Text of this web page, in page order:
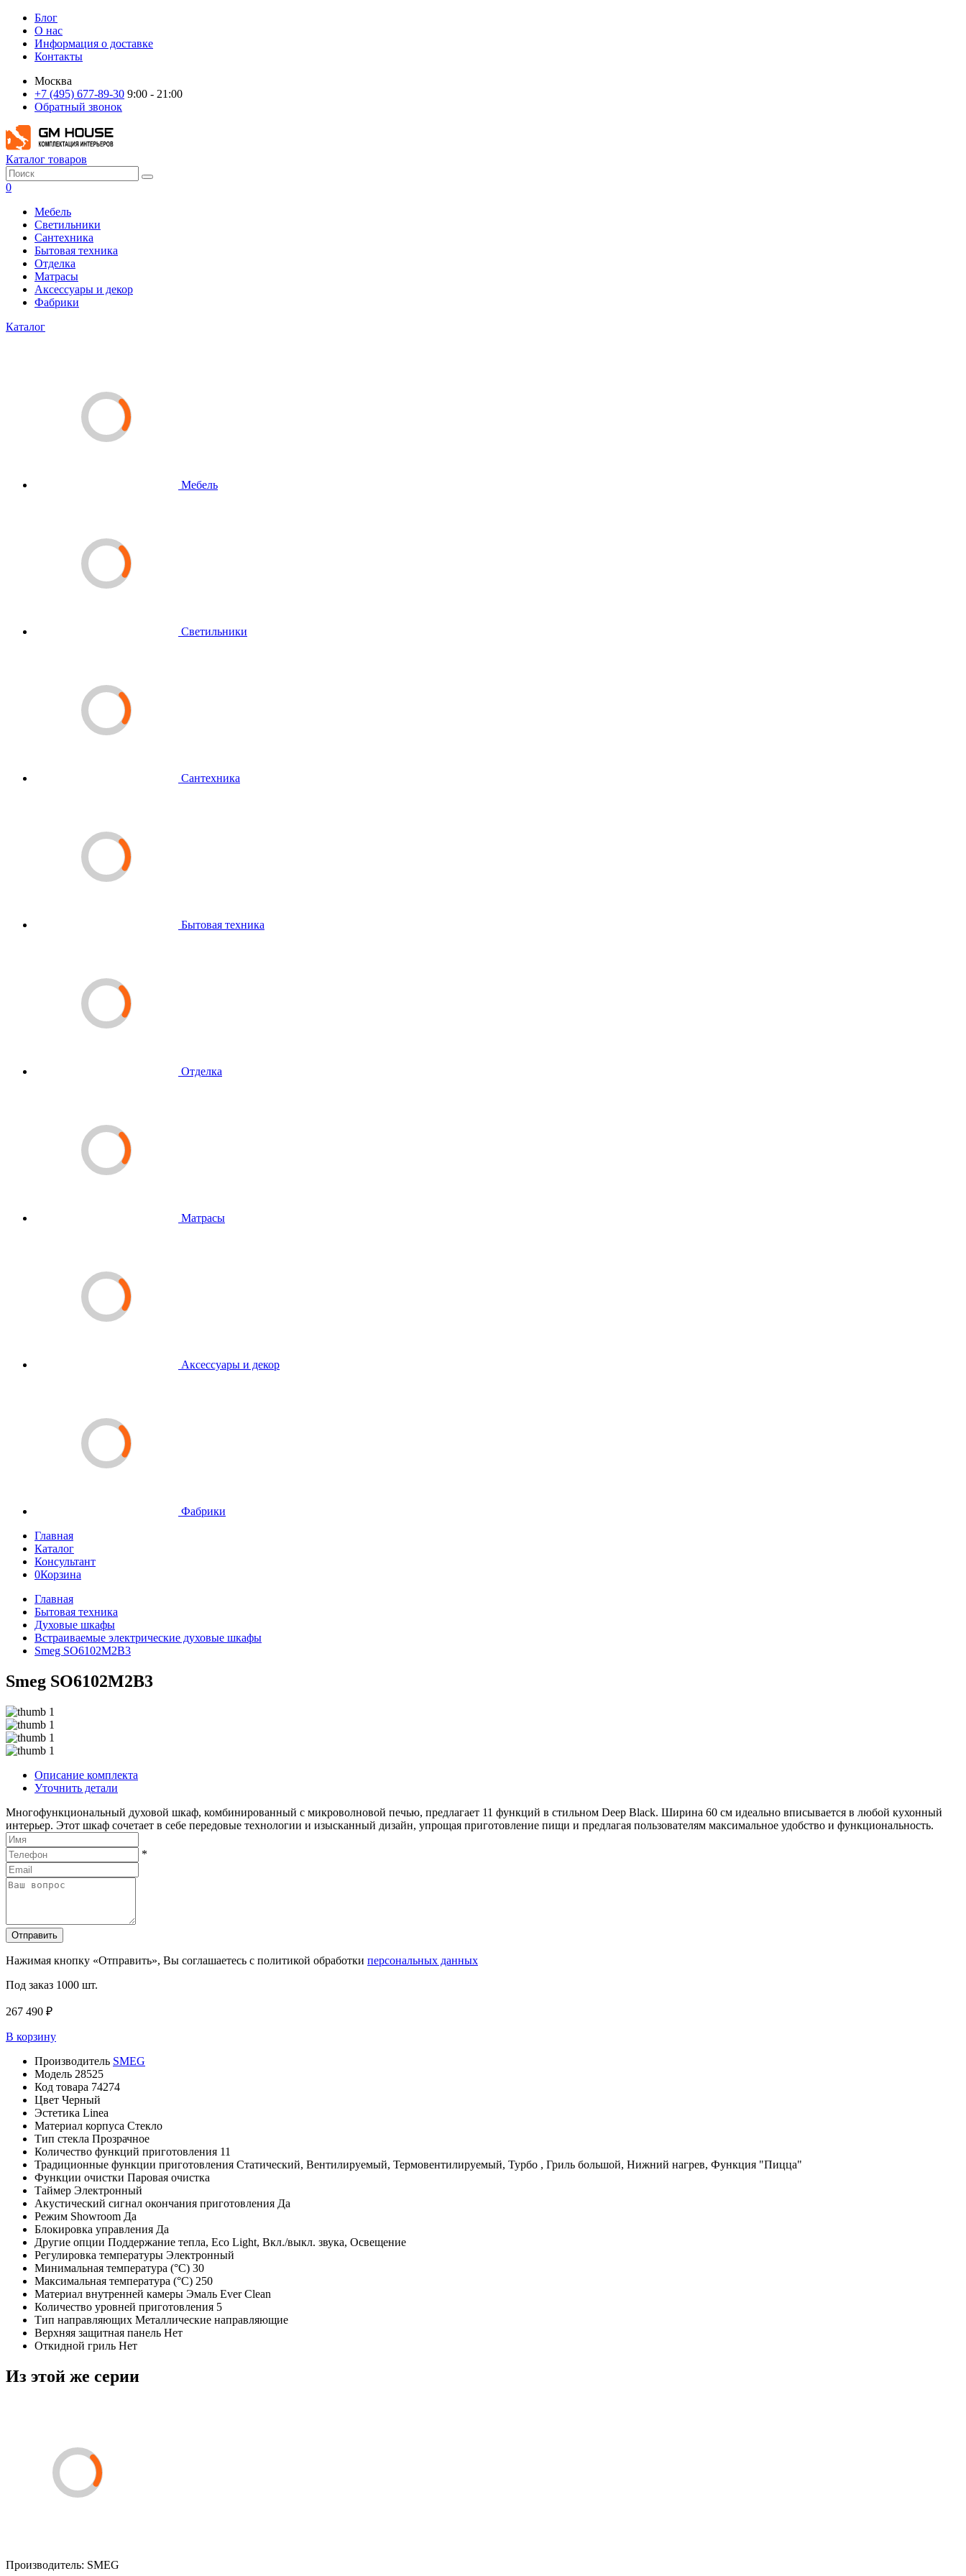
Блог
О нас
Информация о доставке
Контакты
Москва
+7 (495) 677-89-30 9:00 - 21:00
Обратный звонок
Каталог товаров
0
Мебель
Светильники
Сантехника
Бытовая техника
Отделка
Матрасы
Аксессуары и декор
Фабрики
Каталог
Мебель
Светильники
Сантехника
Бытовая техника
Отделка
Матрасы
Аксессуары и декор
Фабрики
Главная
Каталог
Консультант
0Корзина
Главная
Бытовая техника
Духовые шкафы
Встраиваемые электрические духовые шкафы
Smeg SO6102M2B3
Smeg SO6102M2B3
Описание комплекта
Уточнить детали
Многофункциональный духовой шкаф, комбинированный с микроволновой печью, предлагает 11 функций в стильном Deep Black. Ширина 60 см идеально вписывается в любой кухонный
интерьер. Этот шкаф сочетает в себе передовые технологии и изысканный дизайн, упрощая приготовление пищи и предлагая пользователям максимальное удобство и функциональность.
*
Отправить
Нажимая кнопку «Отправить», Вы соглашаетесь с политикой обработки персональных данных
Под заказ 1000 шт.
267 490 ₽
В корзину
Производитель SMEG
Модель 28525
Код товара 74274
Цвет Черный
Эстетика Linea
Материал корпуса Стекло
Тип стекла Прозрачное
Количество функций приготовления 11
Традиционные функции приготовления Статический, Вентилируемый, Термовентилируемый, Турбо , Гриль большой, Нижний нагрев, Функция "Пицца"
Функции очистки Паровая очистка
Таймер Электронный
Акустический сигнал окончания приготовления Да
Режим Showroom Да
Блокировка управления Да
Другие опции Поддержание тепла, Eco Light, Вкл./выкл. звука, Освещение
Регулировка температуры Электронный
Минимальная температура (°C) 30
Максимальная температура (°C) 250
Материал внутренней камеры Эмаль Ever Clean
Количество уровней приготовления 5
Тип направляющих Металлические направляющие
Верхняя защитная панель Нет
Откидной гриль Нет
Из этой же серии
Производитель: SMEG